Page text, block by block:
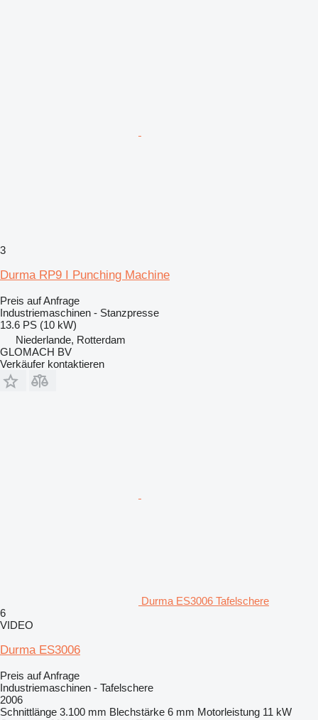
3
Durma RP9 I Punching Machine
Preis auf Anfrage
Industriemaschinen - Stanzpresse
13.6 PS (10 kW)
Niederlande, Rotterdam
GLOMACH BV
Verkäufer kontaktieren
Durma ES3006 Tafelschere
6
VIDEO
Durma ES3006
Preis auf Anfrage
Industriemaschinen - Tafelschere
2006
Schnittlänge 3.100 mm Blechstärke 6 mm Motorleistung 11 kW